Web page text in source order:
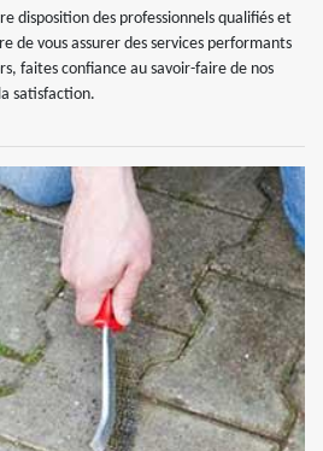
disposition des professionnels qualifiés et
de vous assurer des services performants
faites confiance au savoir-faire de nos
satisfaction.